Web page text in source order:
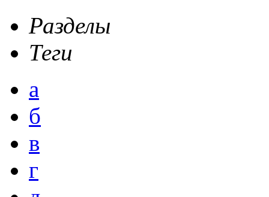
Разделы
Теги
а
б
в
г